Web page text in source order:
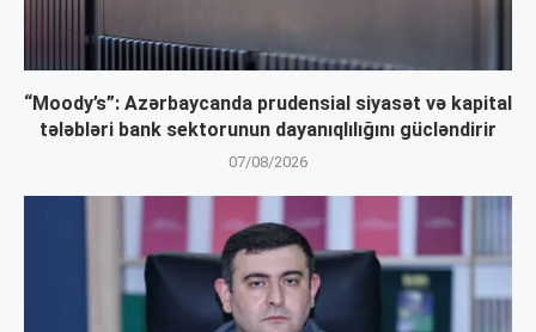
“Moody’s”: Azərbaycanda prudensial siyasət və kapital
tələbləri bank sektorunun dayanıqlılığını gücləndirir
07/08/2026